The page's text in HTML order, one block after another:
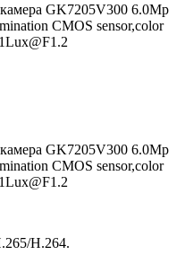
GK7205V300 6.0Mp
CMOS sensor,color
GK7205V300 6.0Mp
CMOS sensor,color
H.264.